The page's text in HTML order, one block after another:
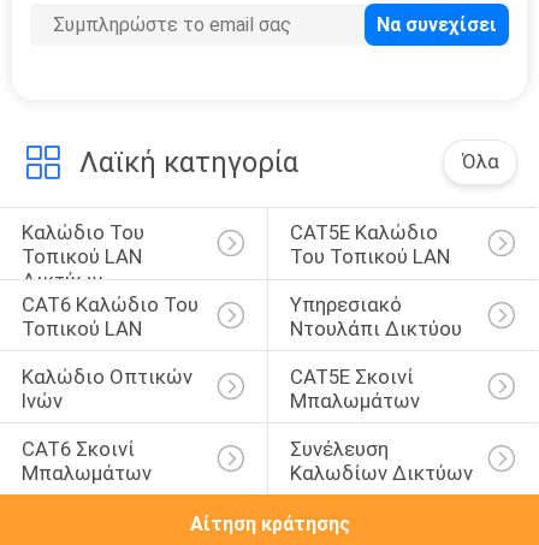
οπτικών ινών
35
Cat6A καλώδιο του
τοπικού LAN
17
Λαϊκή κατηγορία Όλα
Καλώδιο Του
Τοπικού LAN
Δικτύων
CAT5E Καλώδιο
Του Τοπικού LAN
CAT6 Καλώδιο Του
Τοπικού LAN
Υπηρεσιακό
Ντουλάπι Δικτύου
Καλώδιο Οπτικών
Ινών
CAT5E Σκοινί
Μπαλωμάτων
CAT6 Σκοινί
Μπαλωμάτων
Συνέλευση
Καλωδίων Δικτύων
Αίτηση κράτησης